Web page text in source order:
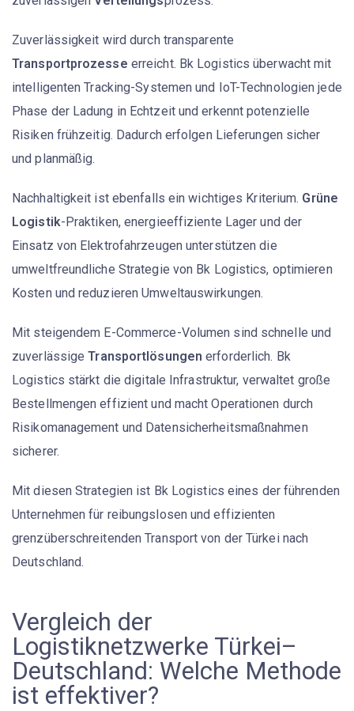
Zuverlässigkeit wird durch transparente
Transportprozesse erreicht. Bk Logistics überwacht mit
intelligenten Tracking-Systemen und IoT-Technologien jede
Phase der Ladung in Echtzeit und erkennt potenzielle
Risiken frühzeitig. Dadurch erfolgen Lieferungen sicher
und planmäßig.
Nachhaltigkeit ist ebenfalls ein wichtiges Kriterium. Grüne
Logistik-Praktiken, energieeffiziente Lager und der
Einsatz von Elektrofahrzeugen unterstützen die
umweltfreundliche Strategie von Bk Logistics, optimieren
Kosten und reduzieren Umweltauswirkungen.
Mit steigendem E-Commerce-Volumen sind schnelle und
zuverlässigeTransportlösungen erforderlich. Bk
Logistics stärkt die digitale Infrastruktur, verwaltet große
Bestellmengen effizient und macht Operationen durch
Risikomanagement und Datensicherheitsmaßnahmen
sicherer.
Mit diesen Strategien ist Bk Logistics eines der führenden
Unternehmen für reibungslosen und effizienten
grenzüberschreitenden Transport von der Türkei nach
Deutschland.
Vergleich der
Logistiknetzwerke Türkei–
Deutschland: Welche Methode
ist effektiver?